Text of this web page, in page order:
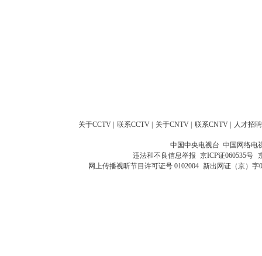
关于CCTV 联系CCTV 关于CNTV 联系CNTV 人才招聘
中国中央电视台 中国网络电
违法和不良信息举报 京ICP证060535号
网上传播视听节目许可证号 0102004 新出网证（京）